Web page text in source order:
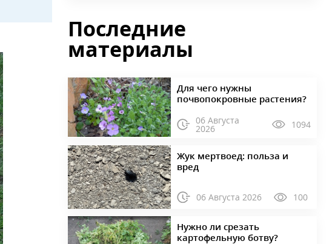
Последние
материалы
Для чего нужны
почвопокровные растения?
06 Августа
2026 1094
Жук мертвоед: польза и
вред
06 Августа 2026 100
Нужно ли срезать
картофельную ботву?